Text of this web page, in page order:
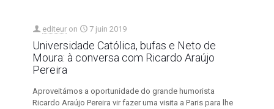
editeur on 7 juin 2019
Universidade Católica, bufas e Neto de
Moura: à conversa com Ricardo Araújo
Pereira
Aproveitámos a oportunidade do grande humorista
Ricardo Araújo Pereira vir fazer uma visita a Paris para lhe